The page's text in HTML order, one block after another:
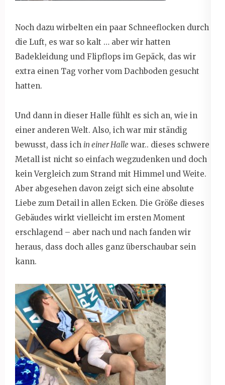
Noch dazu wirbelten ein paar Schneeflocken durch
die Luft, es war so kalt … aber wir hatten
Badekleidung und Flipflops im Gepäck, das wir
extra einen Tag vorher vom Dachboden gesucht
hatten.
Und dann in dieser Halle fühlt es sich an, wie in
einer anderen Welt. Also, ich war mir ständig
bewusst, dass ich in einer Halle war.. dieses schwere
Metall ist nicht so einfach wegzudenken und doch
kein Vergleich zum Strand mit Himmel und Weite.
Aber abgesehen davon zeigt sich eine absolute
Liebe zum Detail in allen Ecken. Die Größe dieses
Gebäudes wirkt vielleicht im ersten Moment
erschlagend – aber nach und nach fanden wir
heraus, dass doch alles ganz überschaubar sein
kann.